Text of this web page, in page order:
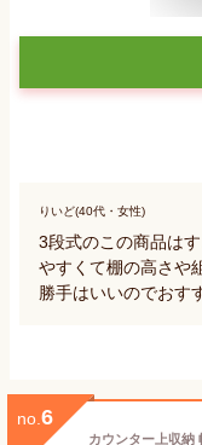
りいど(40代・女性)
3段式のこの商品は
やすくて棚の高さや
勝手はいいのでおす
no. 6